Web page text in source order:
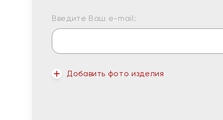
Введите Ваш e-mail:
Добавить фото изделия